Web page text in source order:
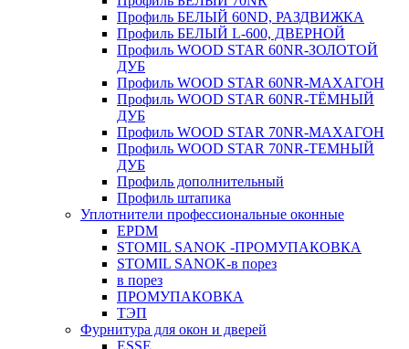
Профиль БЕЛЫЙ 60ND, РАЗДВИЖКА
Профиль БЕЛЫЙ L-600, ДВЕРНОЙ
Профиль WOOD STAR 60NR-ЗОЛОТОЙ
ДУБ
Профиль WOOD STAR 60NR-МАХАГОН
Профиль WOOD STAR 60NR-ТЁМНЫЙ
ДУБ
Профиль WOOD STAR 70NR-МАХАГОН
Профиль WOOD STAR 70NR-ТЕМНЫЙ
ДУБ
Профиль дополнительный
Профиль штапика
Уплотнители профессиональные оконные
EPDM
STOMIL SANOK -ПРОМУПАКОВКА
STOMIL SANOK-в порез
в порез
ПРОМУПАКОВКА
ТЭП
Фурнитура для окон и дверей
ESSE